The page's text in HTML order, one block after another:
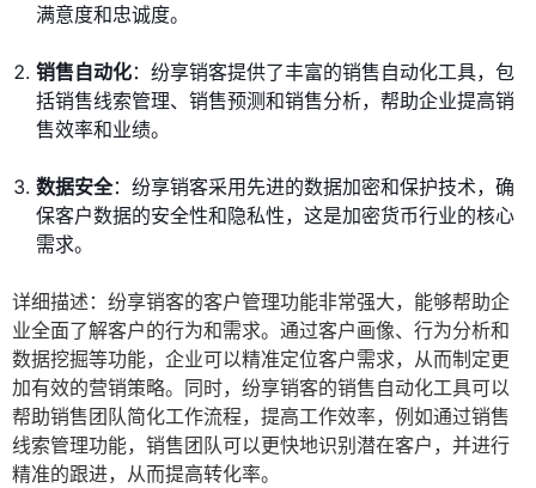
满意度和忠诚度。
销售自动化：纷享销客提供了丰富的销售自动化工具，包
括销售线索管理、销售预测和销售分析，帮助企业提高销
售效率和业绩。
数据安全：纷享销客采用先进的数据加密和保护技术，确
保客户数据的安全性和隐私性，这是加密货币行业的核心
需求。
详细描述：纷享销客的客户管理功能非常强大，能够帮助企
业全面了解客户的行为和需求。通过客户画像、行为分析和
数据挖掘等功能，企业可以精准定位客户需求，从而制定更
加有效的营销策略。同时，纷享销客的销售自动化工具可以
帮助销售团队简化工作流程，提高工作效率，例如通过销售
线索管理功能，销售团队可以更快地识别潜在客户，并进行
精准的跟进，从而提高转化率。